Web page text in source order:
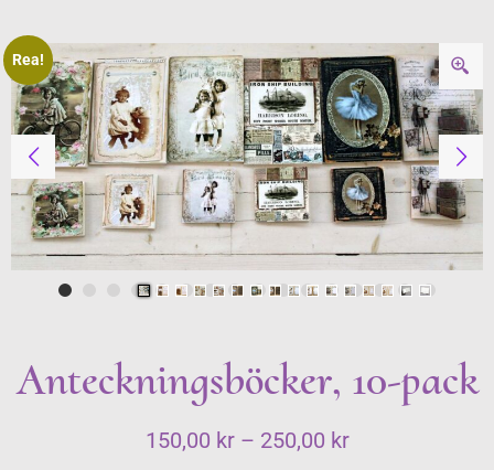
Rea!
Anteckningsböcker, 10-pack
150,00 kr – 250,00 kr